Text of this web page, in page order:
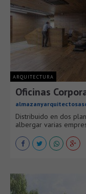
ARQUITECTURA
Oficinas
Distribuido en dos
albergar varias